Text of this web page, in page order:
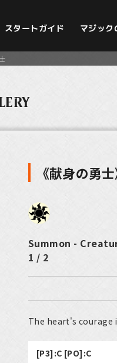
スタートガイド マジック
《献身の勇士
Summon -
1 / 2
The heart's courage
[P3]:C [PO]:C